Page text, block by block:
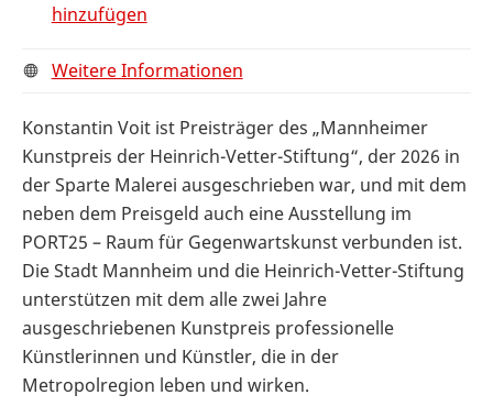
hinzufügen
Weitere Informationen
Konstantin Voit ist Preisträger des „Mannheimer
Kunstpreis der Heinrich-Vetter-Stiftung“, der 2026 in
der Sparte Malerei ausgeschrieben war, und mit dem
neben dem Preisgeld auch eine Ausstellung im
PORT25 – Raum für Gegenwartskunst verbunden ist.
Die Stadt Mannheim und die Heinrich-Vetter-Stiftung
unterstützen mit dem alle zwei Jahre
ausgeschriebenen Kunstpreis professionelle
Künstlerinnen und Künstler, die in der
Metropolregion leben und wirken.